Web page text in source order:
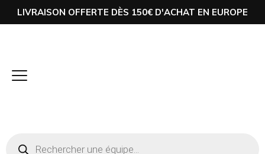
LIVRAISON OFFERTE DÈS 150€ D'ACHAT EN EUROPE